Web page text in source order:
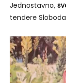
Jednostavno,
tendere